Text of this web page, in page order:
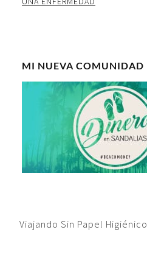
MI NUEVA COMUNIDAD
Viajando Sin Papel Higiénico